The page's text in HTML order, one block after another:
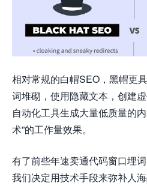
相对常规的白帽SEO，黑帽更
词堆砌，使用隐藏文本，创建
自动化工具生成大量低质量的
术”的工作量效果。
有了前些年速卖通代码窗口埋
我们决定用技术手段来弥补人